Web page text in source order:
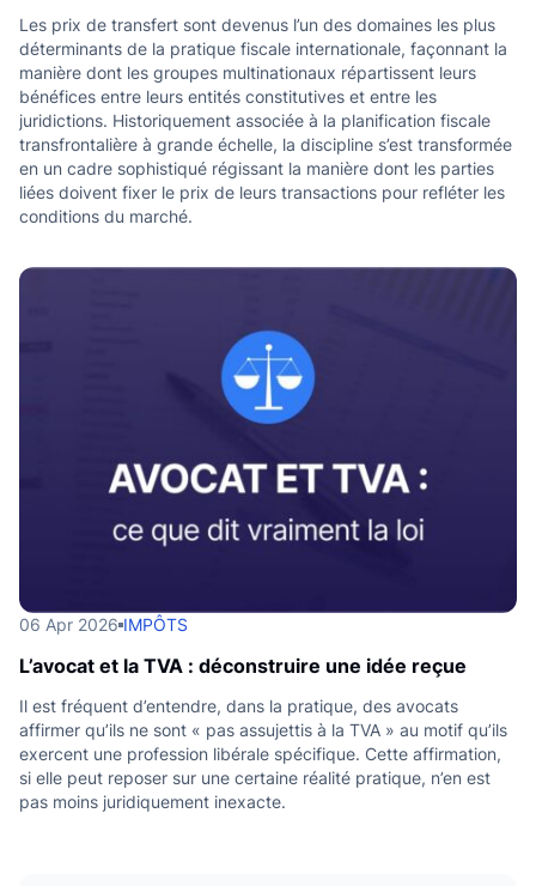
Les prix de transfert sont devenus l’un des domaines les plus
déterminants de la pratique fiscale internationale, façonnant la
manière dont les groupes multinationaux répartissent leurs
bénéfices entre leurs entités constitutives et entre les
juridictions. Historiquement associée à la planification fiscale
transfrontalière à grande échelle, la discipline s’est transformée
en un cadre sophistiqué régissant la manière dont les parties
liées doivent fixer le prix de leurs transactions pour refléter les
conditions du marché.
06 Apr 2026 IMPÔTS
L’avocat et la TVA : déconstruire une idée reçue
Il est fréquent d’entendre, dans la pratique, des avocats
affirmer qu’ils ne sont « pas assujettis à la TVA » au motif qu’ils
exercent une profession libérale spécifique. Cette affirmation,
si elle peut reposer sur une certaine réalité pratique, n’en est
pas moins juridiquement inexacte.